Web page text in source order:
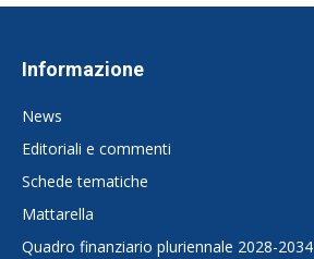
Informazione
News
Editoriali e commenti
Schede tematiche
Mattarella
Quadro finanziario pluriennale 2028-2034